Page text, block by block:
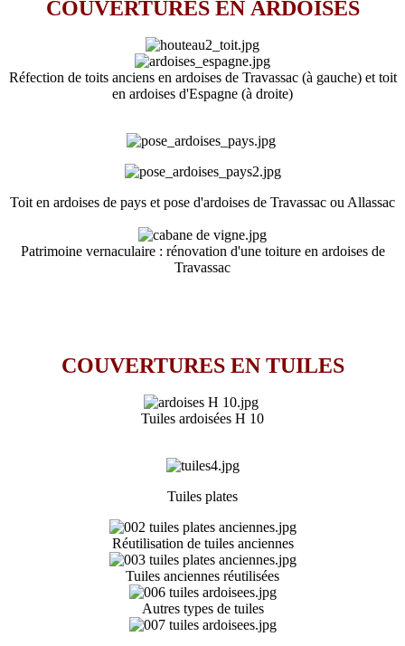
COUVERTURES EN ARDOISES
Réfection de toits anciens en ardoises de Travassac (à gauche) et toit
en ardoises d'Espagne (à droite)
Toit en ardoises de pays et pose d'ardoises de Travassac ou Allassac
Patrimoine vernaculaire : rénovation d'une toiture en ardoises de
Travassac
COUVERTURES EN TUILES
Tuiles ardoisées H 10
Tuiles plates
Réutilisation de tuiles anciennes
Tuiles anciennes réutilisées
Autres types de tuiles